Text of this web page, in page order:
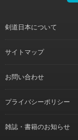
剣道日本について
サイトマップ
お問い合わせ
プライバシーポリシー
雑誌・書籍のお知らせ